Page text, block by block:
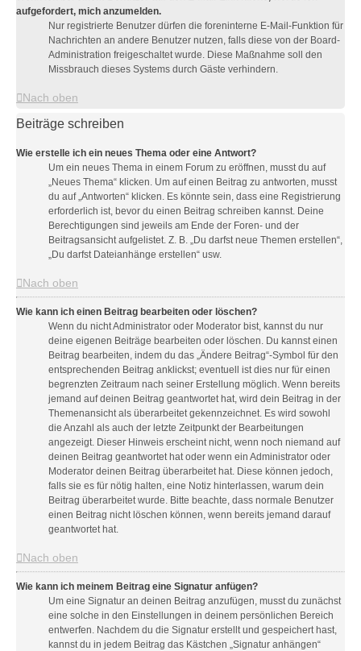
aufgefordert, mich anzumelden.
Nur registrierte Benutzer dürfen die foreninterne E-Mail-Funktion für
Nachrichten an andere Benutzer nutzen, falls diese von der Board-
Administration freigeschaltet wurde. Diese Maßnahme soll den
Missbrauch dieses Systems durch Gäste verhindern.
Nach oben
Beiträge schreiben
Wie erstelle ich ein neues Thema oder eine Antwort?
Um ein neues Thema in einem Forum zu eröffnen, musst du auf
„Neues Thema“ klicken. Um auf einen Beitrag zu antworten, musst
du auf „Antworten“ klicken. Es könnte sein, dass eine Registrierung
erforderlich ist, bevor du einen Beitrag schreiben kannst. Deine
Berechtigungen sind jeweils am Ende der Foren- und der
Beitragsansicht aufgelistet. Z. B. „Du darfst neue Themen erstellen“,
„Du darfst Dateianhänge erstellen“ usw.
Nach oben
Wie kann ich einen Beitrag bearbeiten oder löschen?
Wenn du nicht Administrator oder Moderator bist, kannst du nur
deine eigenen Beiträge bearbeiten oder löschen. Du kannst einen
Beitrag bearbeiten, indem du das „Ändere Beitrag“-Symbol für den
entsprechenden Beitrag anklickst; eventuell ist dies nur für einen
begrenzten Zeitraum nach seiner Erstellung möglich. Wenn bereits
jemand auf deinen Beitrag geantwortet hat, wird dein Beitrag in der
Themenansicht als überarbeitet gekennzeichnet. Es wird sowohl
die Anzahl als auch der letzte Zeitpunkt der Bearbeitungen
angezeigt. Dieser Hinweis erscheint nicht, wenn noch niemand auf
deinen Beitrag geantwortet hat oder wenn ein Administrator oder
Moderator deinen Beitrag überarbeitet hat. Diese können jedoch,
falls sie es für nötig halten, eine Notiz hinterlassen, warum dein
Beitrag überarbeitet wurde. Bitte beachte, dass normale Benutzer
einen Beitrag nicht löschen können, wenn bereits jemand darauf
geantwortet hat.
Nach oben
Wie kann ich meinem Beitrag eine Signatur anfügen?
Um eine Signatur an deinen Beitrag anzufügen, musst du zunächst
eine solche in den Einstellungen in deinem persönlichen Bereich
entwerfen. Nachdem du die Signatur erstellt und gespeichert hast,
kannst du in jedem Beitrag das Kästchen „Signatur anhängen“